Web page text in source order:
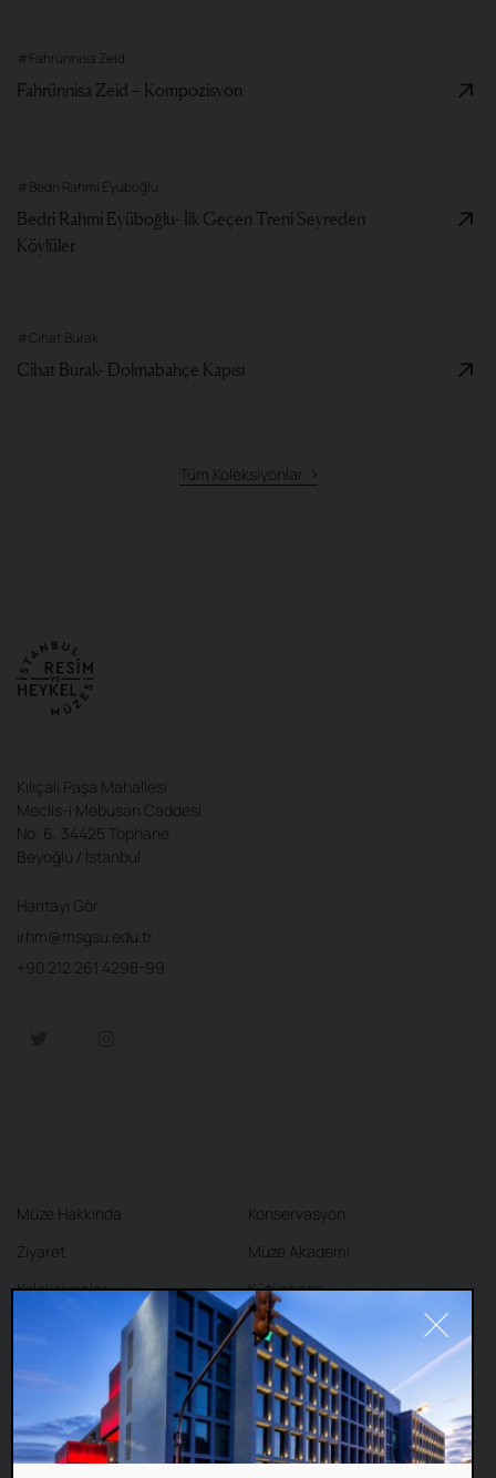
#Fahrünnisa Zeid
Fahrünnisa Zeid – Kompozisyon
#Bedri Rahmi Eyüboğlu
Bedri Rahmi Eyüboğlu- İlk Geçen Treni Seyreden
Köylüler
#Cihat Burak
Cihat Burak- Dolmabahçe Kapısı
Tüm Koleksiyonlar
Kılıçali Paşa Mahallesi
Meclis-i Mebusan Caddesi
No: 6, 34425 Tophane
Beyoğlu / İstanbul
Haritayı Gör
irhm@msgsu.edu.tr
+90 212 261 4298-99
Müze Hakkında
Ziyaret
Koleksiyonlar
Konservasyon
Müze Akademi
Kütüphane
İletişim